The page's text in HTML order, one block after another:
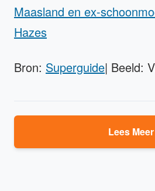
Maasland en ex-
Hazes
Bron: Superguide| Beeld:
Lees Meer